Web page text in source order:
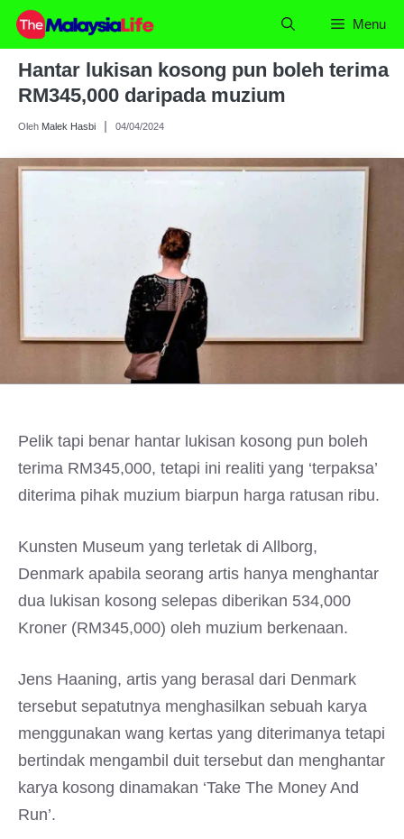
Skip
content
Menu
Hantar lukisan kosong pun boleh terima
RM345,000 daripada muzium
Oleh Malek Hasbi 04/04/2024
Pelik tapi benar hantar lukisan kosong pun boleh
terima RM345,000, tetapi ini realiti yang ‘terpaksa’
diterima pihak muzium biarpun harga ratusan ribu.
Kunsten Museum yang terletak di Allborg,
Denmark apabila seorang artis hanya menghantar
dua lukisan kosong selepas diberikan 534,000
Kroner (RM345,000) oleh muzium berkenaan.
Jens Haaning, artis yang berasal dari Denmark
tersebut sepatutnya menghasilkan sebuah karya
menggunakan wang kertas yang diterimanya tetapi
bertindak mengambil duit tersebut dan menghantar
karya kosong dinamakan ‘Take The Money And
Run’.